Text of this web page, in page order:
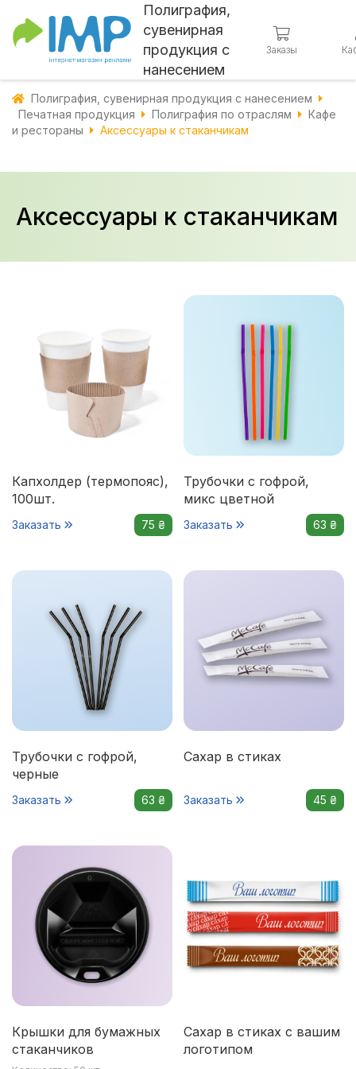
Полиграфия,
сувенирная
продукция с
нанесением
Заказы
Полиграфия, сувенирная продукция с нанесением
Печатная продукция
Полиграфия по отраслям
Кафе
и рестораны
Аксессуары к стаканчикам
Аксессуары к стаканчикам
Капхолдер (термопояс),
100шт.
Заказать 75 ₴
Трубочки с гофрой,
микс цветной
Заказать 63 ₴
Трубочки с гофрой,
черные
Заказать 63 ₴
Сахар в стиках
Заказать 45 ₴
Крышки для бумажных
стаканчиков
Сахар в стиках с вашим
логотипом